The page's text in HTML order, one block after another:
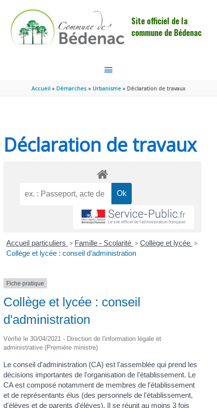
Site officiel de la
commune de Bédenac
MENU
PRINCIPAL
Accueil Démarches Urbanisme Déclaration de travaux
Déclaration de travaux
Accueil particuliers > Famille - Scolarité > Collège et lycée >
Collège et lycée : conseil d'administration
Fiche pratique
Collège et lycée : conseil
d'administration
Vérifié le 30/04/2021 - Direction de l'information légale et
administrative (Première ministre)
Le conseil d'administration (CA) est l'assemblée qui prend les
décisions importantes de l'organisation de l'établissement. Le
CA est composé notamment de membres de l'établissement
et de représentants élus (des personnels de l'établissement,
d'élèves et de parents d'élèves). Il se réunit au moins 3 fois